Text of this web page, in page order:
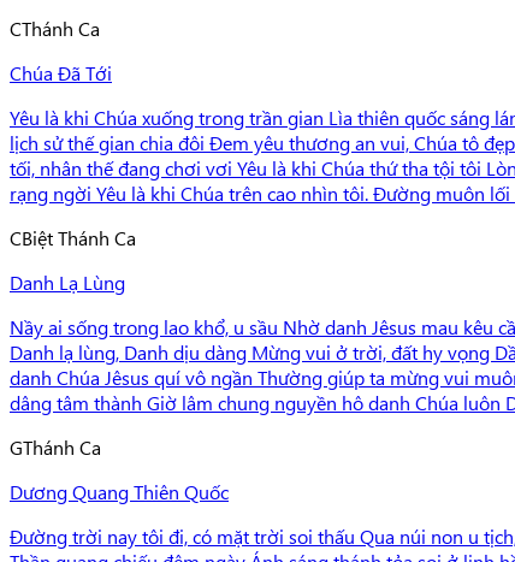
CThánh Ca
Chúa Đã Tới
Yêu là khi Chúa xuống trong trần gian Lìa thiên quốc sáng
lịch sử thế gian chia đôi Đem yêu thương an vui, Chúa tô
tối, nhân thế đang chơi vơi Yêu là khi Chúa thứ tha tội tôi
rạng ngời Yêu là khi Chúa trên cao nhìn tôi. Đường muôn
CBiệt Thánh Ca
Danh Lạ Lùng
Nầy ai sống trong lao khổ, u sầu Nhờ danh Jêsus mau
Danh lạ lùng, Danh dịu dàng Mừng vui ở trời, đất hy vọng
danh Chúa Jêsus quí vô ngần Thường giúp ta mừng vui
dâng tâm thành Giờ lâm chung nguyền hô danh Chúa luôn
GThánh Ca
Dương Quang Thiên Quốc
Đường trời nay tôi đi, có mặt trời soi thấu Qua núi non u